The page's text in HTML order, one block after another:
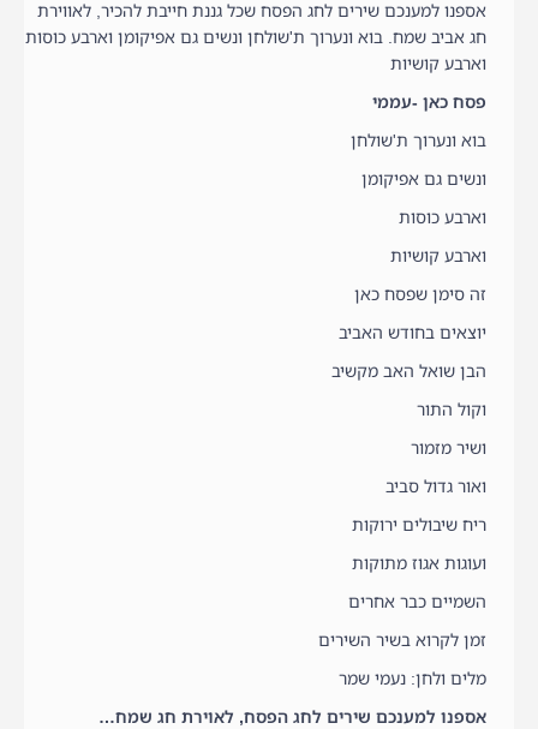
אספנו למענכם שירים לחג הפסח שכל גננת חייבת להכיר, לאווירת
חג אביב שמח. בוא ונערוך ת'שולחן ונשים גם אפיקומן וארבע כוסות
וארבע קושיות
פסח כאן -עממי
בוא ונערוך ת'שולחן
ונשים גם אפיקומן
וארבע כוסות
וארבע קושיות
זה סימן שפסח כאן
יוצאים בחודש האביב
הבן שואל האב מקשיב
וקול התור
ושיר מזמור
ואור גדול סביב
ריח שיבולים ירוקות
ועוגות אגוז מתוקות
השמיים כבר אחרים
זמן לקרוא בשיר השירים
מלים ולחן: נעמי שמר
אספנו למענכם שירים לחג הפסח, לאוירת חג שמח…